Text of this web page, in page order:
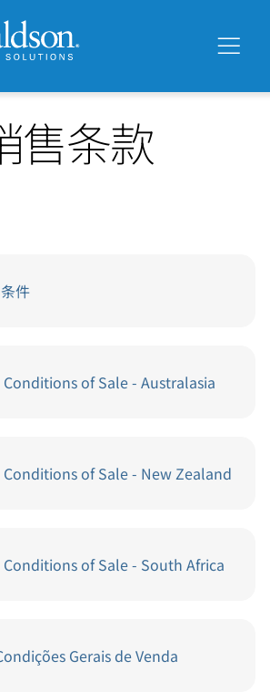
售条款
件
of Sale - Australasia
of Sale - New Zealand
of Sale - South Africa
Gerais de Venda